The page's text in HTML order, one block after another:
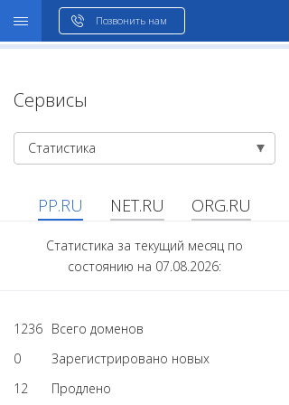
Позвонить нам
Сервисы
Статистика
PP.RU NET.RU ORG.RU
Статистика за текущий месяц по
состоянию на 07.08.2026:
1236 Всего доменов
0
Зарегистрировано новых
12
Продлено